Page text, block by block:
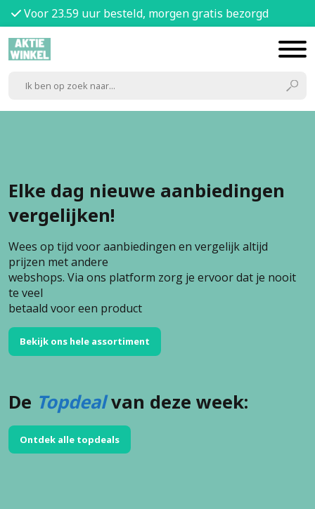
Voor 23.59 uur besteld, morgen gratis bezorgd
Elke dag nieuwe aanbiedingen
vergelijken!
Wees op tijd voor aanbiedingen en vergelijk altijd
prijzen met andere
webshops. Via ons platform zorg je ervoor dat je nooit
te veel
betaald voor een product
Bekijk ons hele assortiment
De Topdealvan deze week:
Ontdek alle topdeals